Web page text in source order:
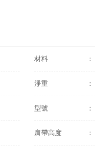
材料 ：
淨重 ：
型號 ：
肩帶高度 ：